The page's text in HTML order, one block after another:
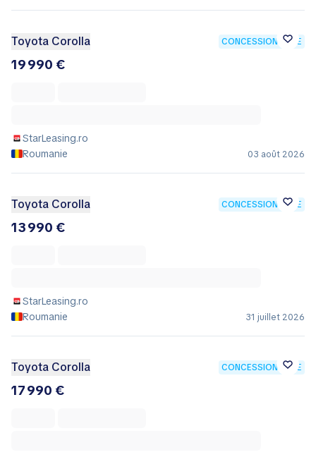
Toyota Corolla CONCESSIONNAIRE
19 990 €
StarLeasing.ro
Roumanie
03 août 2026
Toyota Corolla CONCESSIONNAIRE
13 990 €
StarLeasing.ro
Roumanie
31 juillet 2026
Toyota Corolla CONCESSIONNAIRE
17 990 €